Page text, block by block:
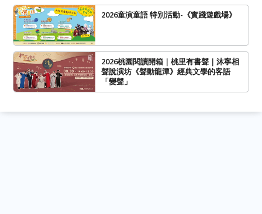
2026童演童語 特別活動-《實踐遊戲場》
2026桃園閱讀開箱｜桃里有書聲｜沐寧相
聲說演坊《聲動龍潭》經典文學的客語
「變聲」